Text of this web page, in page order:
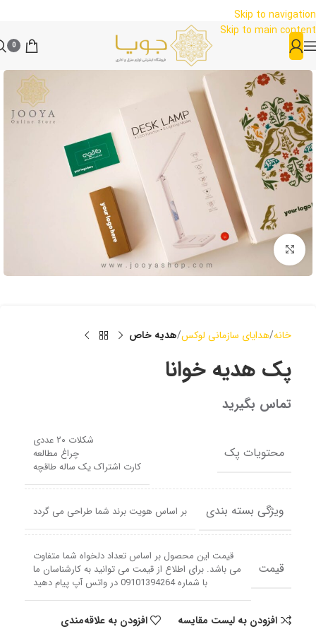
Skip to navigation
Skip to main content
0
بزرگنمایی
خانه هدایای سازمانی لوکس هدیه خاص
پک هدیه خوانا
تماس بگیرید
محتویات پک
شکلات ۲۰ عددی
چراغ مطالعه
کارت اشتراک یک ساله طاقچه
ویژگی بسته بندی بر اساس هویت برند شما طراحی می گردد
قیمت
قیمت این محصول بر اساس تعداد دلخواه شما متفاوت
می باشد. برای اطلاع از قیمت می توانید به کارشناسان ما
با شماره 09101394264 در واتس آپ پیام دهید
افزودن به لیست مقایسه افزودن به علاقه‌مندی